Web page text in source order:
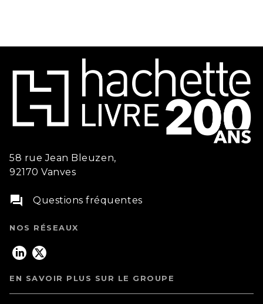
58 rue Jean Bleuzen,
92170 Vanves
question_answer Questions fréquentes
NOS RÉSEAUX
EN SAVOIR PLUS SUR LE GROUPE